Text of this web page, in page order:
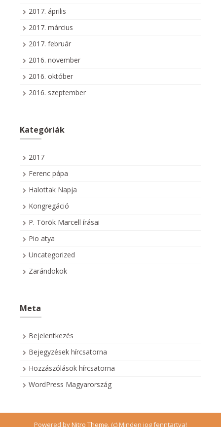
2017. április
2017. március
2017. február
2016. november
2016. október
2016. szeptember
Kategóriák
2017
Ferenc pápa
Halottak Napja
Kongregáció
P. Török Marcell írásai
Pio atya
Uncategorized
Zarándokok
Meta
Bejelentkezés
Bejegyzések hírcsatorna
Hozzászólások hírcsatorna
WordPress Magyarország
Powered byNitro Theme. (c) Minden jog fenntartva!